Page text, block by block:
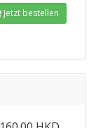
Jetzt bestellen